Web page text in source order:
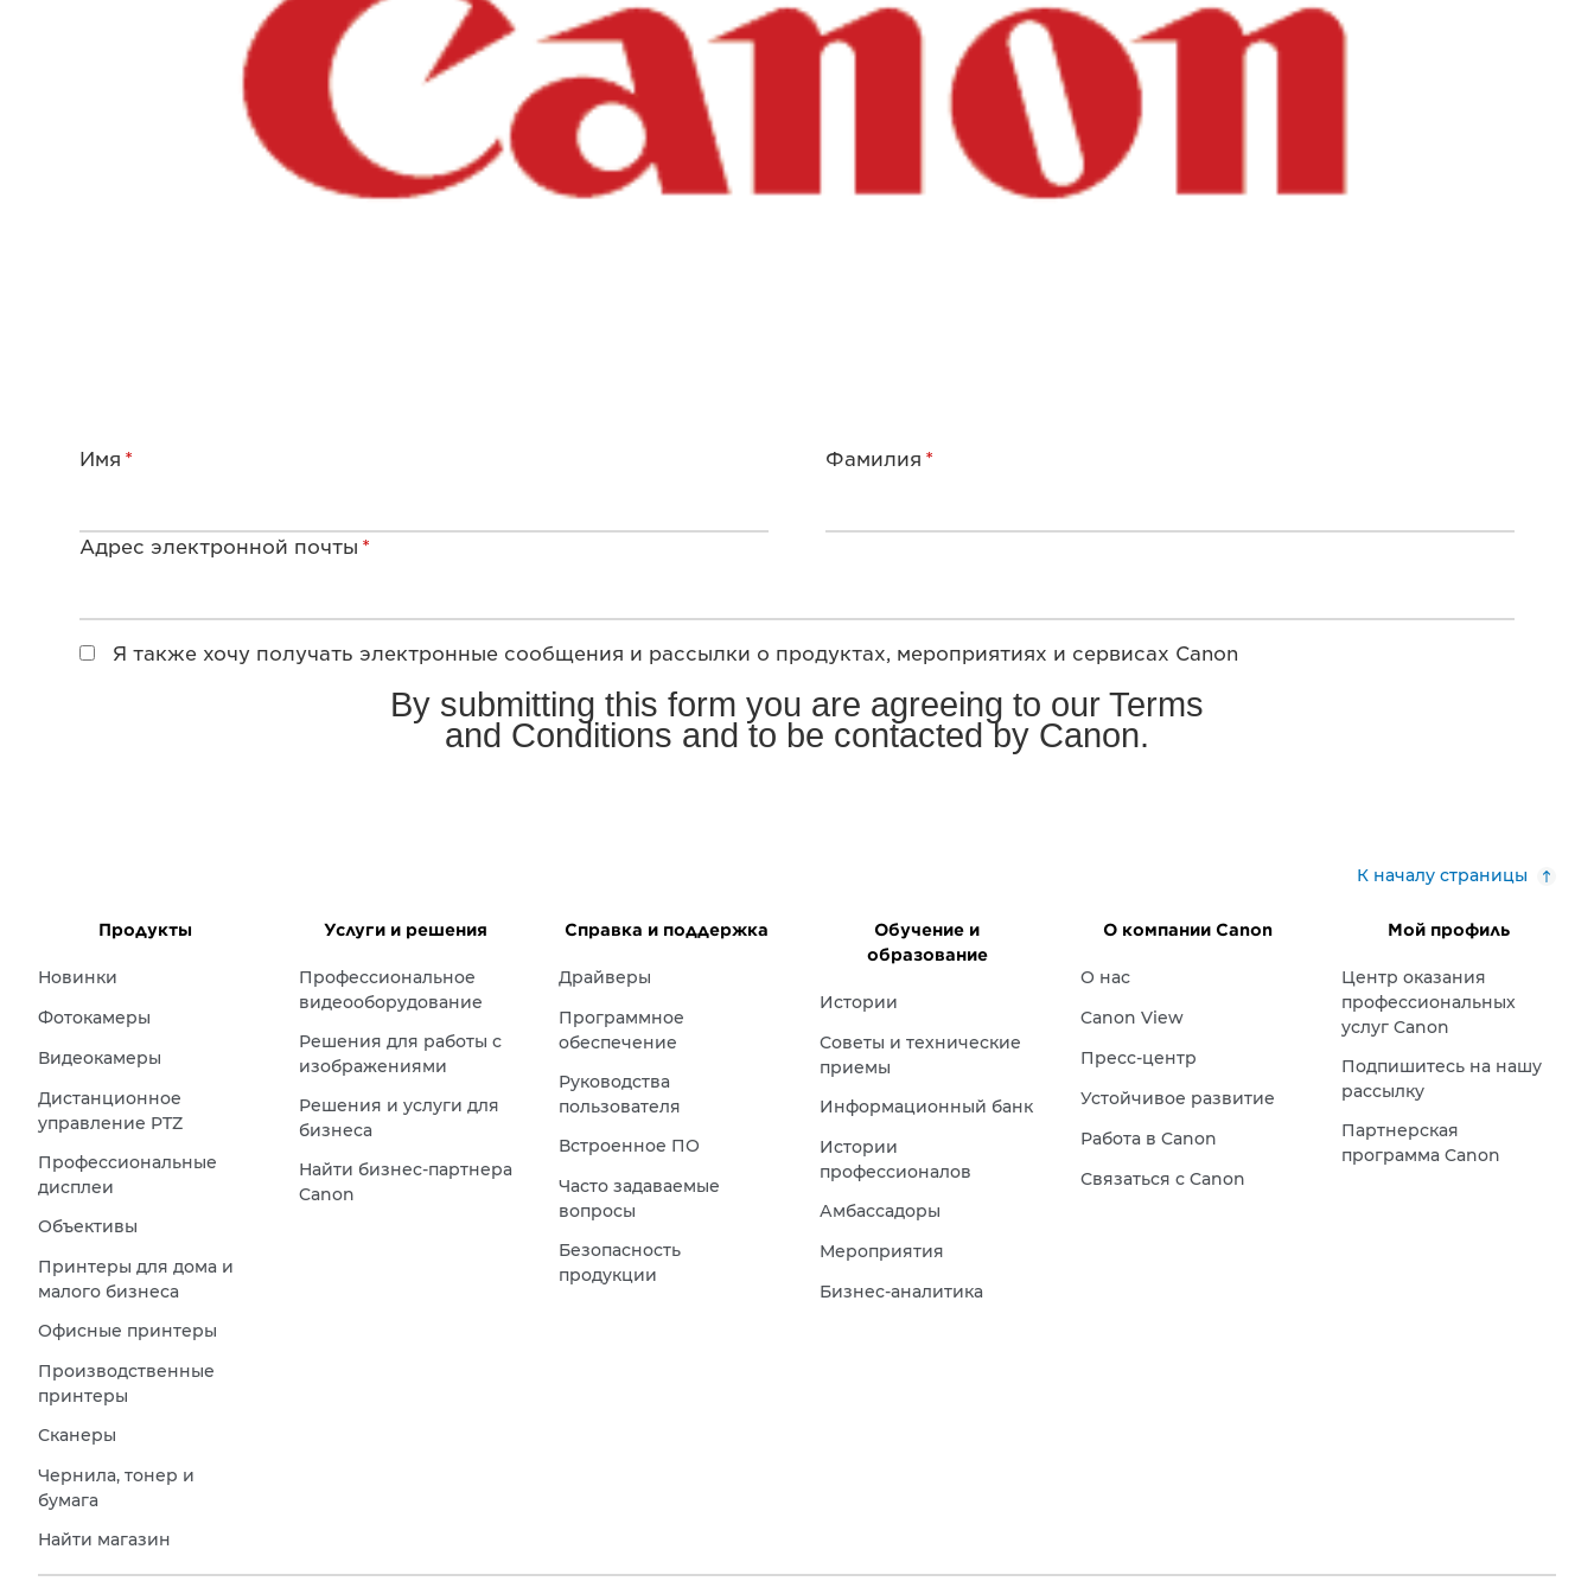
Имя * Фамилия *
Адрес электронной почты *
Я также хочу получать электронные сообщения и рассылки о продуктах, мероприятиях и сервисах Canon
By submitting this form you are agreeing to our Terms
and Conditions and to be contacted by Canon.
К началу страницы
Продукты
Новинки
Фотокамеры
Видеокамеры
Дистанционное
управление PTZ
Профессиональные
дисплеи
Объективы
Принтеры для дома и
малого бизнеса
Офисные принтеры
Производственные
принтеры
Сканеры
Чернила, тонер и
бумага
Найти магазин
Услуги и решения
Профессиональное
видеооборудование
Решения для работы с
изображениями
Решения и услуги для
бизнеса
Найти бизнес-партнера
Canon
Справка и поддержка
Драйверы
Программное
обеспечение
Руководства
пользователя
Встроенное ПО
Часто задаваемые
вопросы
Безопасность
продукции
Обучение и
образование
Истории
Советы и технические
приемы
Информационный банк
Истории
профессионалов
Амбассадоры
Мероприятия
Бизнес-аналитика
О компании Canon
О нас
Canon View
Пресс-центр
Устойчивое развитие
Работа в Canon
Связаться с Canon
Мой профиль
Центр оказания
профессиональных
услуг Canon
Подпишитесь на нашу
рассылку
Партнерская
программа Canon